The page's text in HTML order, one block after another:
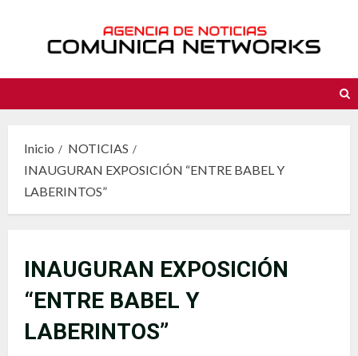
contenido
Inicio
NOTICIAS
INAUGURAN EXPOSICIÓN “ENTRE BABEL Y
LABERINTOS”
INAUGURAN EXPOSICIÓN
“ENTRE BABEL Y
LABERINTOS”